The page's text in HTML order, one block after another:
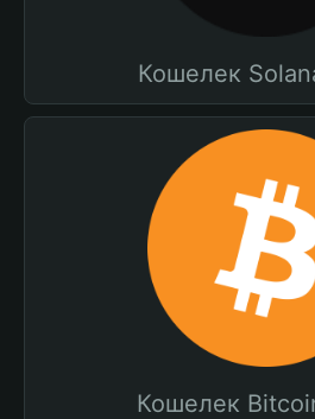
Кошелек
Кошелек